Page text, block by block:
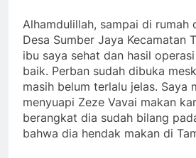
Alhamdulillah, sampai di rumah
Desa Sumber Jaya Kecamatan
ibu saya sehat dan hasil
baik. Perban sudah dibuka
masih belum terlalu jelas. Saya
menyuapi Zeze Vavai makan
berangkat dia sudah bilang
bahwa dia hendak makan di